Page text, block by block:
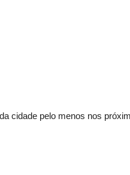
cidade pelo menos nos